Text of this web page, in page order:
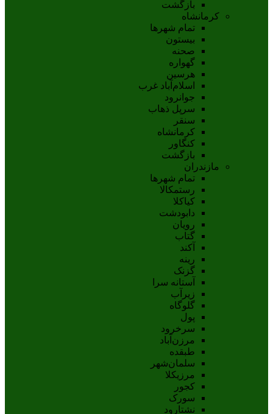
بازگشت
کرمانشاه
تمام شهر‌ها
بیستون
صحنه
گهواره
هرسین
اسلام‌‌آباد غرب
جوانرود
سرپل ذهاب
سنقر
کرمانشاه
کنگاور
بازگشت
مازندران
تمام شهر‌ها
رستمکالا
کیاکلا
دابودشت
رویان
گتاب
آکند
رینه
گزنک
آستانه سرا
زیرآب
گلوگاه
پول
سرخرود
مرزن‌آباد
طبقده
سلمان‌شهر
مرزیکلا
کجور
سورک
نشتارود